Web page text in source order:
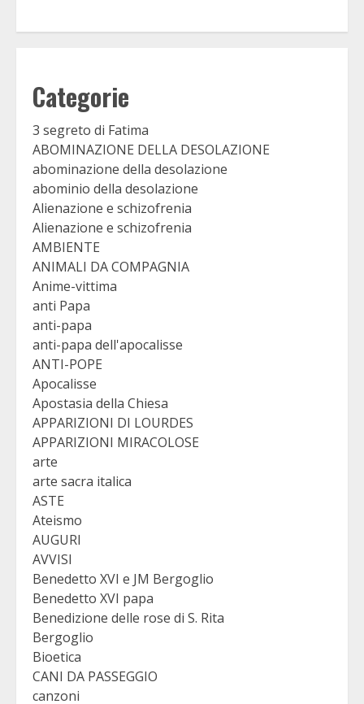
Categorie
3 segreto di Fatima
ABOMINAZIONE DELLA DESOLAZIONE
abominazione della desolazione
abominio della desolazione
Alienazione e schizofrenia
Alienazione e schizofrenia
AMBIENTE
ANIMALI DA COMPAGNIA
Anime-vittima
anti Papa
anti-papa
anti-papa dell'apocalisse
ANTI-POPE
Apocalisse
Apostasia della Chiesa
APPARIZIONI DI LOURDES
APPARIZIONI MIRACOLOSE
arte
arte sacra italica
ASTE
Ateismo
AUGURI
AVVISI
Benedetto XVI e JM Bergoglio
Benedetto XVI papa
Benedizione delle rose di S. Rita
Bergoglio
Bioetica
CANI DA PASSEGGIO
canzoni